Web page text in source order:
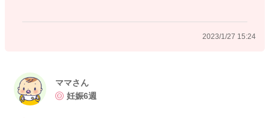
2023/1/27 15:24
ママさん
妊娠6週